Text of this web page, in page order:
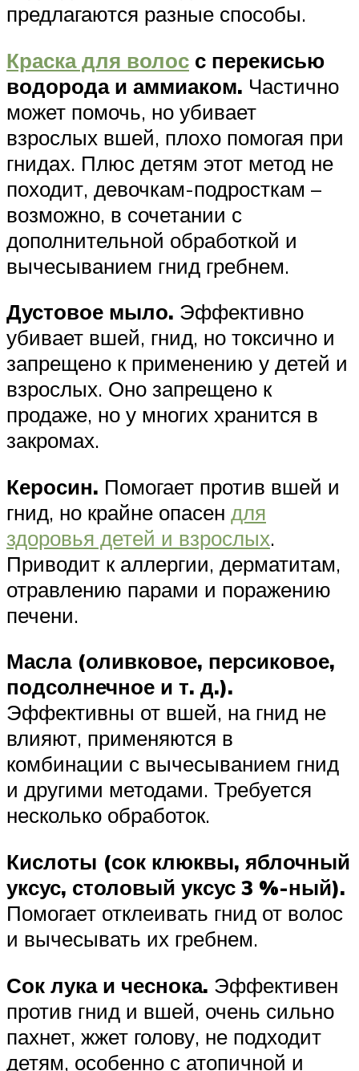
предлагаются разные способы.
Краска для волос с перекисью
водорода и аммиаком. Частично
может помочь, но убивает
взрослых вшей, плохо помогая при
гнидах. Плюс детям этот метод не
походит, девочкам-подросткам –
возможно, в сочетании с
дополнительной обработкой и
вычесыванием гнид гребнем.
Дустовое мыло. Эффективно
убивает вшей, гнид, но токсично и
запрещено к применению у детей и
взрослых. Оно запрещено к
продаже, но у многих хранится в
закромах.
Керосин. Помогает против вшей и
гнид, но крайне опасен для
здоровья детей и взрослых.
Приводит к аллергии, дерматитам,
отравлению парами и поражению
печени.
Масла (оливковое, персиковое,
подсолнечное и т. д.).
Эффективны от вшей, на гнид не
влияют, применяются в
комбинации с вычесыванием гнид
и другими методами. Требуется
несколько обработок.
Кислоты (сок клюквы, яблочный
уксус, столовый уксус 3 %-ный).
Помогает отклеивать гнид от волос
и вычесывать их гребнем.
Сок лука и чеснока. Эффективен
против гнид и вшей, очень сильно
пахнет, жжет голову, не подходит
детям, особенно с атопичной и